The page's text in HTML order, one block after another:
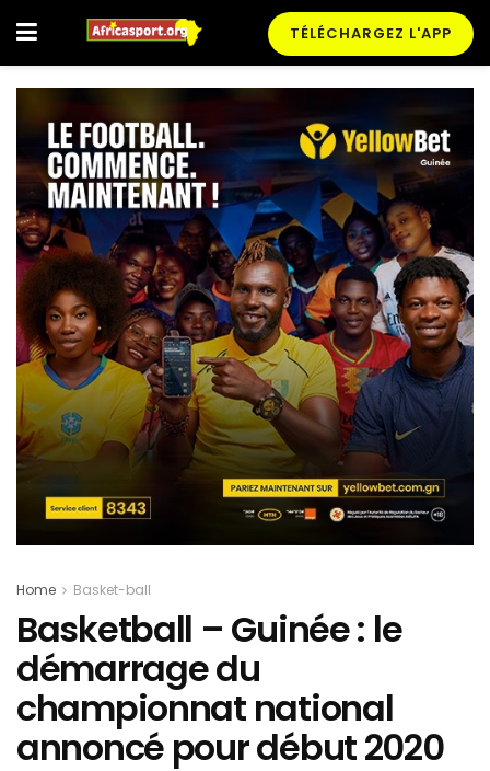
TÉLÉCHARGEZ L'APP
Home Basket-ball
Basketball – Guinée : le
démarrage du
championnat national
annoncé pour début 2020